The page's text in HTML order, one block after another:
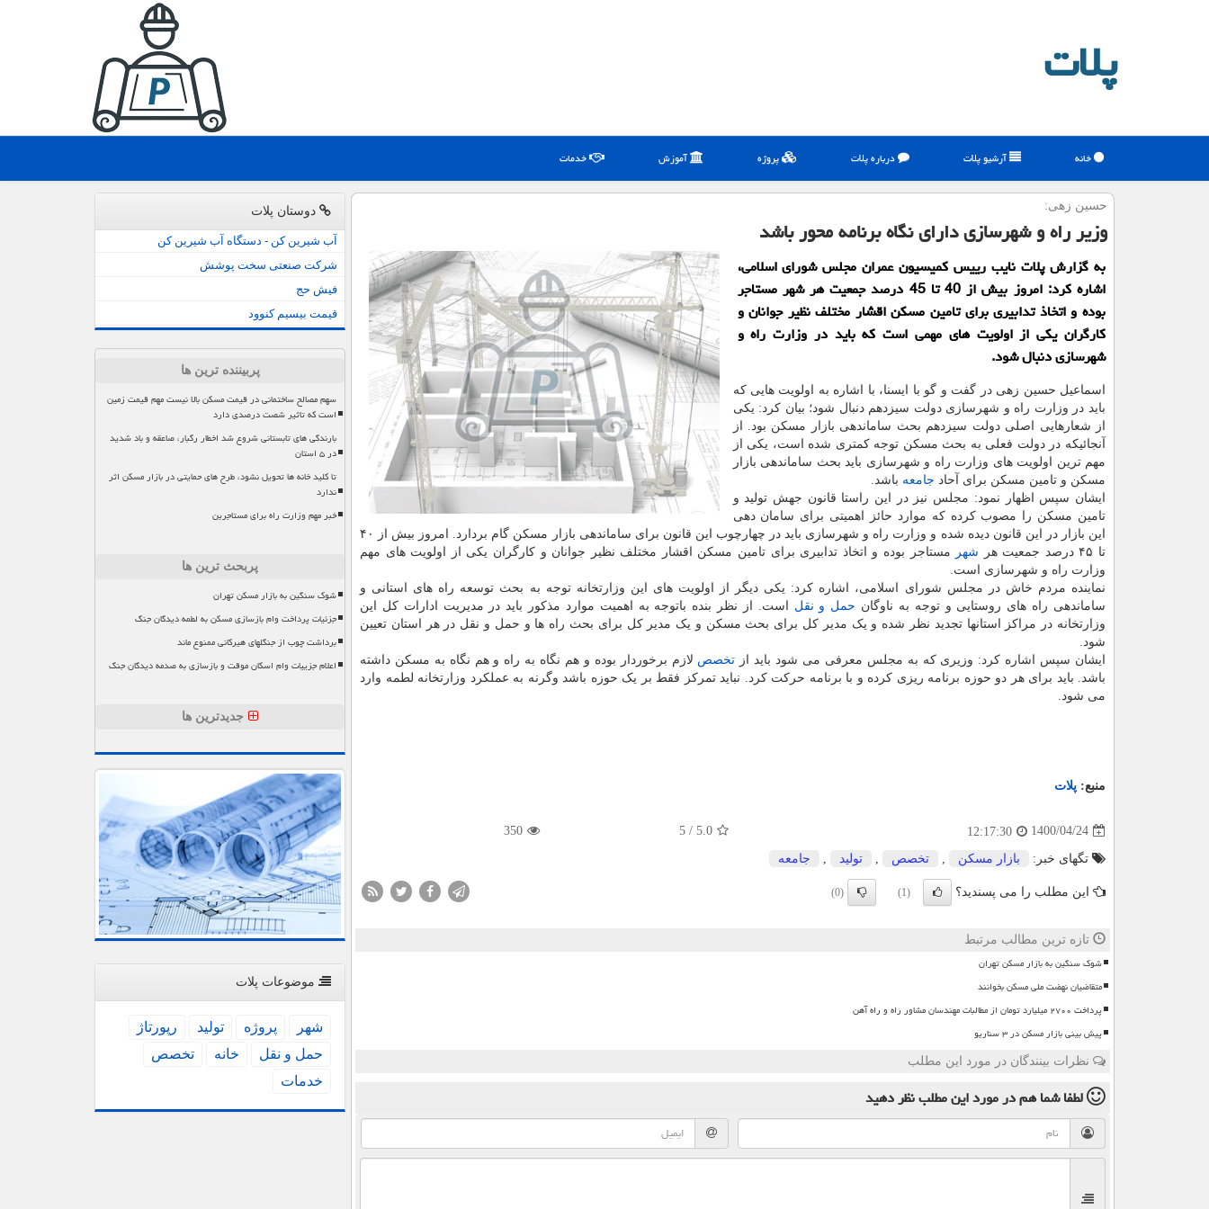
پلات
خانه آرشیو پلات درباره پلات پروژه آموزش خدمات
حسین زهی:
وزیر راه و شهرسازی دارای نگاه برنامه محور باشد
به گزارش پلات نایب رییس کمیسیون عمران مجلس شورای اسلامی،
اشاره کرد: امروز بیش از 40 تا 45 درصد جمعیت هر شهر مستاجر
بوده و اتخاذ تدابیری برای تامین مسکن اقشار مختلف نظیر جوانان و
کارگران یکی از اولویت های مهمی است که باید در وزارت راه و
شهرسازی دنبال شود.
اسماعیل حسین زهی در گفت و گو با ایسنا، با اشاره به اولویت هایی که
باید در وزارت راه و شهرسازی دولت سیزدهم دنبال شود؛ بیان کرد: یکی
از شعارهایی اصلی دولت سیزدهم بحث ساماندهی بازار مسکن بود. از
آنجائیکه در دولت فعلی به بحث مسکن توجه کمتری شده است، یکی از
مهم ترین اولویت های وزارت راه و شهرسازی باید بحث ساماندهی بازار
مسکن و تامین مسکن برای آحاد جامعه باشد.
ایشان سپس اظهار نمود: مجلس نیز در این راستا قانون جهش تولید و
تامین مسکن را مصوب کرده که موارد حائز اهمیتی برای سامان دهی
این بازار در این قانون دیده شده و وزارت راه و شهرسازی باید در چهارچوب این قانون برای ساماندهی بازار مسکن گام بردارد. امروز بیش از ۴۰
تا ۴۵ درصد جمعیت هر
شهر
مستاجر بوده و اتخاذ تدابیری برای تامین مسکن اقشار مختلف نظیر جوانان و کارگران یکی از اولویت های مهم
وزارت راه و شهرسازی است.
نماینده مردم خاش در مجلس شورای اسلامی، اشاره کرد: یکی دیگر از اولویت های این وزارتخانه توجه به بحث توسعه راه های استانی و
ساماندهی راه های روستایی و توجه به ناوگان حمل و نقل است. از نظر بنده باتوجه به اهمیت موارد مذکور باید در مدیریت ادارات کل این
وزارتخانه در مراکز استانها تجدید نظر شده و یک مدیر کل برای بحث مسکن و یک مدیر کل برای بحث راه ها و حمل و نقل در هر استان تعیین
شود.
ایشان سپس اشاره کرد: وزیری که به مجلس معرفی می شود باید از تخصص لازم برخوردار بوده و هم نگاه به راه و هم نگاه به مسکن داشته
باشد. باید برای هر دو حوزه برنامه ریزی کرده و با برنامه حرکت کرد. نباید تمرکز فقط بر یک حوزه باشد وگرنه به عملکرد وزارتخانه لطمه وارد
می شود.
منبع: پلات
1400/04/24
12:17:30
5.0
/
5
350
تگهای خبر: بازار مسكن تخصص تولید جامعه
این مطلب را می پسندید؟ (1)
(0)
تازه ترین مطالب مرتبط
شوک سنگین به بازار مسکن تهران
متقاضیان نهضت ملی مسکن بخوانند
پرداخت ۲۷۰۰ میلیارد تومان از مطالبات مهندسان مشاور راه و راه آهن
پیش بینی بازار مسکن در ۳ سناریو
نظرات بینندگان در مورد این مطلب
لطفا شما همدر مورد این مطلبنظر دهید
دوستان پلات
آب شیرین کن - دستگاه آب شیرین کن
شرکت صنعتی سخت پوشش
فیش حج
قیمت بیسیم کنوود
پربیننده ترین ها
سهم مصالح ساختمانی در قیمت مسکن بالا نیست مهم قیمت زمین
است که تاثیر شصت درصدی دارد
بارندگی های تابستانی شروع شد اخطار رگبار، صاعقه و باد شدید
در ۵ استان
تا کلید خانه ها تحویل نشود، طرح های حمایتی در بازار مسکن اثر
ندارد
خبر مهم وزارت راه برای مستاجرین
پربحث ترین ها
شوک سنگین به بازار مسکن تهران
جزئیات پرداخت وام بازسازی مسکن به لطمه دیدگان جنگ
برداشت چوب از جنگلهای هیرکانی ممنوع ماند
اعلام جزییات وام اسکان موقت و بازسازی به صدمه دیدگان جنگ
جدیدترین ها
موضوعات پلات
شهر پروژه تولید
رپورتاژ
حمل و نقل
خانه
تخصص
خدمات